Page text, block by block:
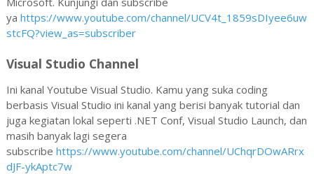
ya https://www.youtube.com/channel/UCV4t_1859sDIyee6uw
stcFQ?view_as=subscriber
Visual Studio Channel
Ini kanal Youtube Visual Studio. Kamu yang suka coding
berbasis Visual Studio ini kanal yang berisi banyak tutorial dan
juga kegiatan lokal seperti .NET Conf, Visual Studio Launch, dan
masih banyak lagi segera
subscribe https://www.youtube.com/channel/UChqrDOwARrx
dJF-ykAptc7w